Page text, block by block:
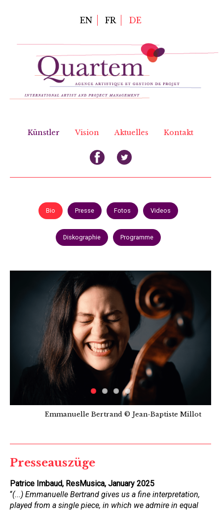
EN FR DE
Künstler Vision Aktuelles Kontakt
Bio Presse Fotos Videos
Diskographie Programme
Emmanuelle Bertrand © Jean-Baptiste Millot
Presseauszüge
Patrice Imbaud, ResMusica, January 2025
“(...) Emmanuelle Bertrand gives us a fine interpretation,
played from a single piece, in which we admire in equal